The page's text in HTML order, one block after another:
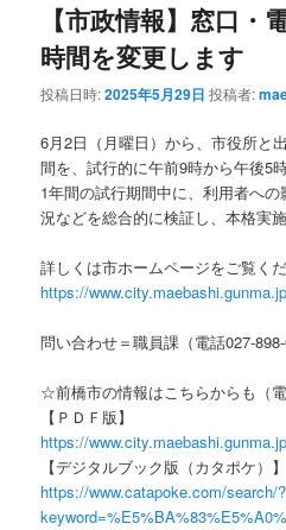
【市政情報】窓口・
時間を変更します
投稿日時:2025年5月29日 投稿者:
6月2日（月曜日）から、市役所と
間を、試行的に午前9時から午後5
1年間の試行期間中に、利用者へ
況などを総合的に検証し、本格実
詳しくは市ホームページをご覧く
https://
問い合わせ＝職員課（電話027-898-
☆前橋市の情報はこちらからも（電
【ＰＤＦ版】
https://
【デジタルブック版（カタポケ）】
https://www.catapoke.com/search/?